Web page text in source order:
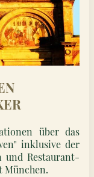
über das
inklusive der
und Restaurant-
München.